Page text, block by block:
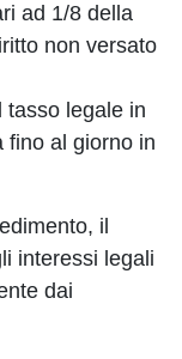
ad 1/8 della
non versato
tasso legale in
fino al giorno in
il
interessi legali
dai